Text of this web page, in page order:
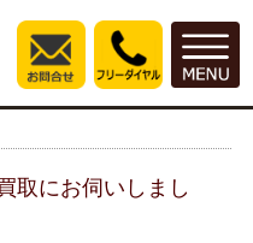
取にお伺いしまし